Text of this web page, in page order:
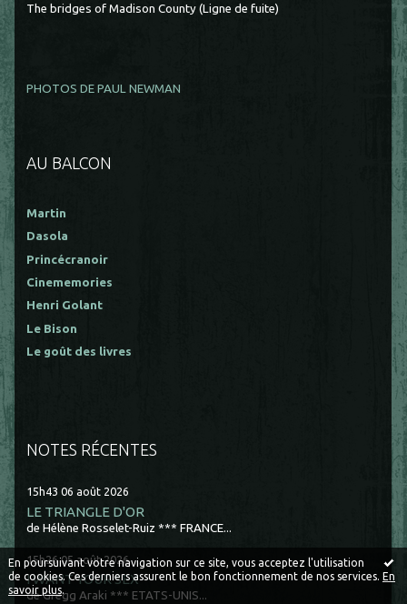
En poursuivant votre navigation sur ce site, vous acceptez l'utilisation
de cookies. Ces derniers assurent le bon fonctionnement de nos services. En
savoir plus.
The bridges of Madison County (Ligne de fuite)
PHOTOS DE PAUL NEWMAN
AU BALCON
Martin
Dasola
Princécranoir
Cinememories
Henri Golant
Le Bison
Le goût des livres
NOTES RÉCENTES
15h43 06 août 2026
LE TRIANGLE D'OR
de Hélène Rosselet-Ruiz *** FRANCE...
15h26 05 août 2026
I WANT YOUR SEX
de Gregg Araki *** ETATS-UNIS...